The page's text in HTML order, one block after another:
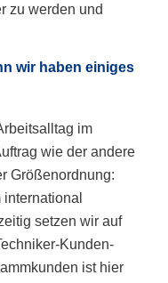
zu werden und
wir haben einiges
im
wie der andere
Größenordnung:
setzen wir auf
Kunden-
ist hier